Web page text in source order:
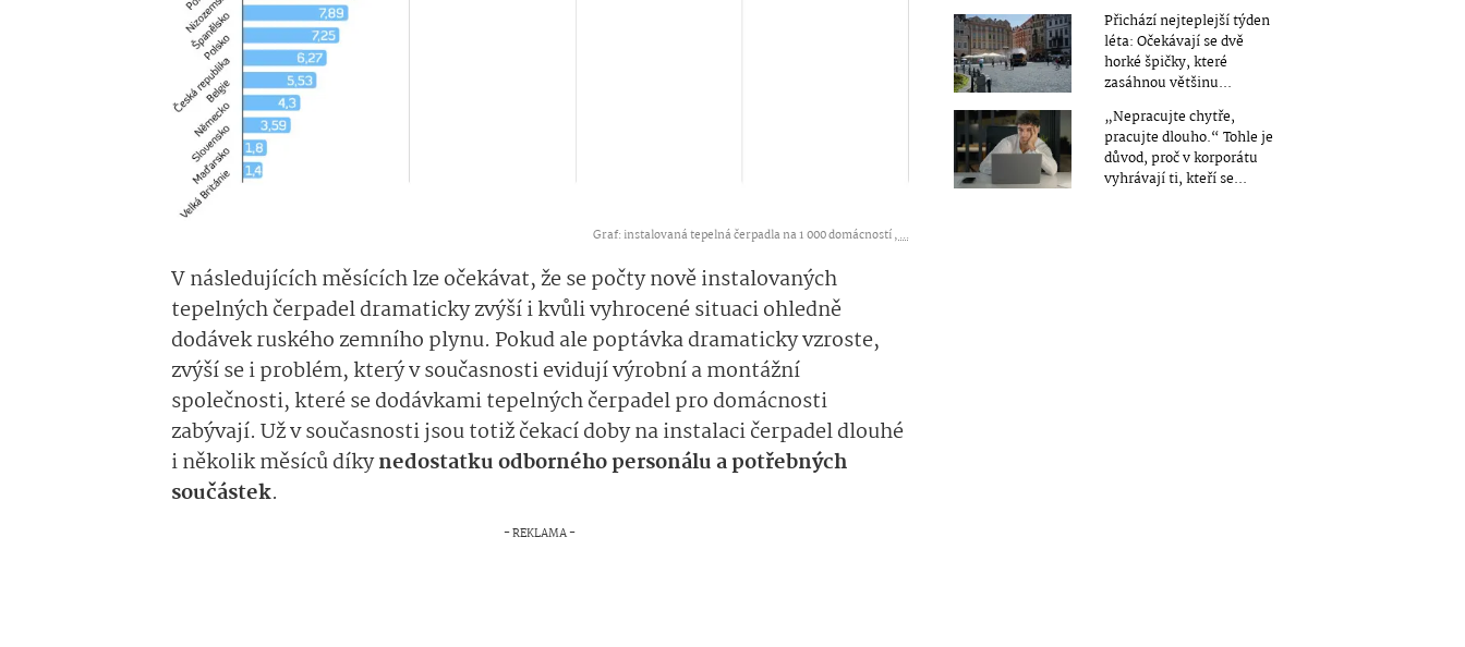
Graf: instalovaná tepelná čerpadla na 1 000 domácností ,...
V následujících měsících lze očekávat, že se počty nově instalovaných
tepelných čerpadel dramaticky zvýší i kvůli vyhrocené situaci ohledně
dodávek ruského zemního plynu. Pokud ale poptávka dramaticky vzroste,
zvýší se i problém, který v současnosti evidují výrobní a montážní
společnosti, které se dodávkami tepelných čerpadel pro domácnosti
zabývají. Už v současnosti jsou totiž čekací doby na instalaci čerpadel dlouhé
i několik měsíců díkynedostatku odborného personálu a potřebných
součástek.
Přichází nejteplejší týden
léta: Očekávají se dvě
horké špičky, které
zasáhnou většinu...
„Nepracujte chytře,
pracujte dlouho.“ Tohle je
důvod, proč v korporátu
vyhrávají ti, kteří se...